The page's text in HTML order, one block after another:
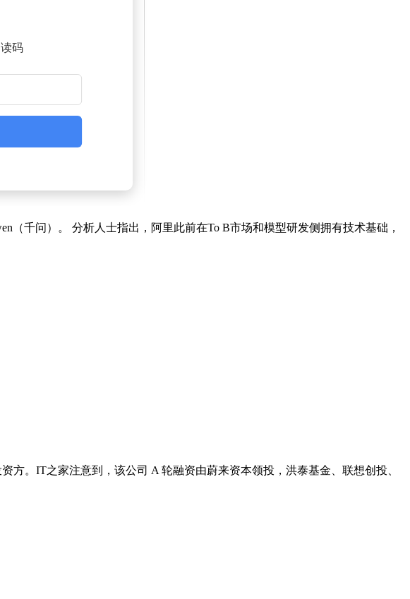
码
千问）。 分析人士指出，阿里此前在To B市场和模型研发侧拥有技术基础，
方。IT之家注意到，该公司 A 轮融资由蔚来资本领投，洪泰基金、联想创投、